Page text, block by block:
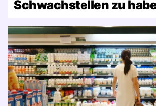
Schwachstellen zu